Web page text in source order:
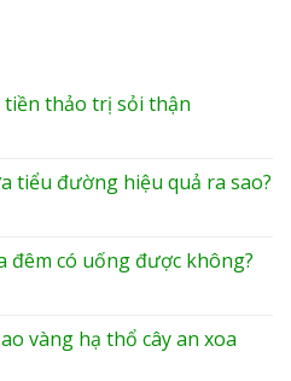
tiền thảo trị sỏi thận
tiểu đường hiệu quả ra sao?
đêm có uống được không?
vàng hạ thổ cây an xoa